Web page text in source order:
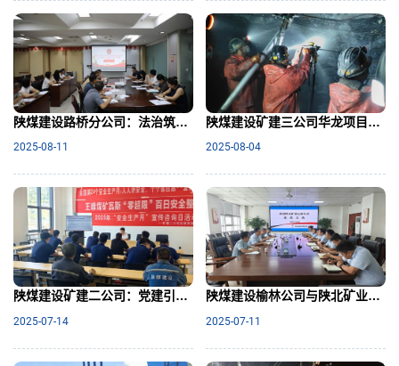
陕煤建设路桥分公司：法治筑基强管理 协同赋能共发展
2025-08-11
陕煤建设矿建三公司华龙项目部高效完成月度施工任务
2025-08-04
陕煤建设矿建二公司：党建引领协同联建，推动工作全面提升
2025-07-14
陕煤建设榆林公司与陕北矿业运维公司座谈交流
2025-07-11